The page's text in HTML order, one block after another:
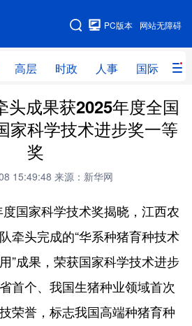
网站无障碍
PC版本
高层 时政 人事 国际 财
网站地图
时政 人事
网评 港澳
健康
件 金融 汽车
信息化 数字经济
头成果获2025年度全国
家科学技术进步奖一等
奖
15:49:48 来源：新华网
国家科学技术奖揭晓，江西农
牵头完成的“华系种猪育种技术
”成果，荣获国家科学技术进步
首个、我国生猪种业领域首次
荣誉，标志我国高端种猪育种